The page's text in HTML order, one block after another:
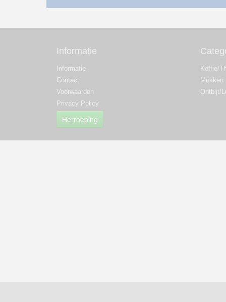
Informatie
Informatie
Contact
Voorwaarden
Privacy Policy
Herroeping
Koffie/
Mokken
Ontbijt/